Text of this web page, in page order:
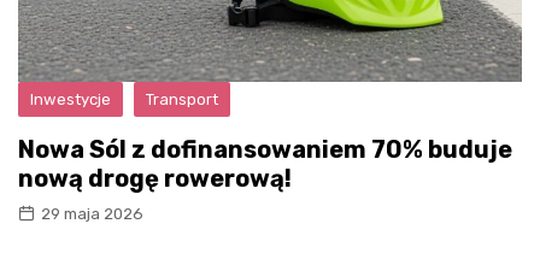
Inwestycje Transport
Nowa Sól z dofinansowaniem 70% buduje
nową drogę rowerową!
29 maja 2026